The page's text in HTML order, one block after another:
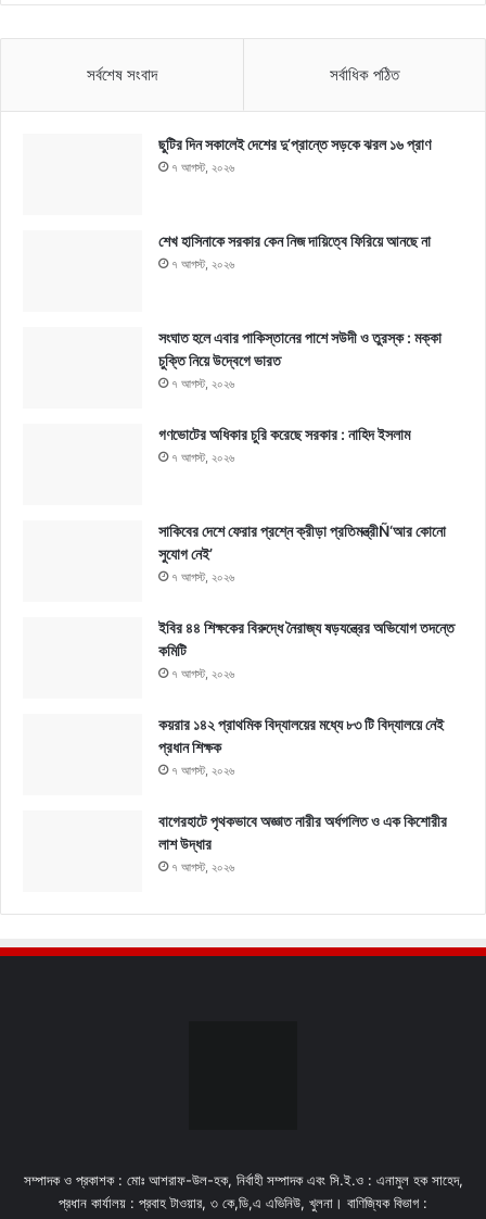
সর্বশেষ সংবাদ সর্বাধিক পঠিত
ছুটির দিন সকালেই দেশের দু’প্রান্তে সড়কে ঝরল ১৬ প্রাণ
৭ আগস্ট, ২০২৬
শেখ হাসিনাকে সরকার কেন নিজ দায়িত্বে ফিরিয়ে আনছে না
৭ আগস্ট, ২০২৬
সংঘাত হলে এবার পাকিস্তানের পাশে সউদী ও তুরস্ক : মক্কা
চুক্তি নিয়ে উদ্বেগে ভারত
৭ আগস্ট, ২০২৬
গণভোটের অধিকার চুরি করেছে সরকার : নাহিদ ইসলাম
৭ আগস্ট, ২০২৬
সাকিবের দেশে ফেরার প্রশ্নে ক্রীড়া প্রতিমন্ত্রীÑ‘আর কোনো
সুযোগ নেই’
৭ আগস্ট, ২০২৬
ইবির ৪৪ শিক্ষকের বিরুদ্ধে নৈরাজ্য ষড়যন্ত্রের অভিযোগ তদন্তে
কমিটি
৭ আগস্ট, ২০২৬
কয়রার ১৪২ প্রাথমিক বিদ্যালয়ের মধ্যে ৮৩ টি বিদ্যালয়ে নেই
প্রধান শিক্ষক
৭ আগস্ট, ২০২৬
বাগেরহাটে পৃথকভাবে অজ্ঞাত নারীর অর্ধগলিত ও এক কিশোরীর
লাশ উদ্ধার
৭ আগস্ট, ২০২৬
সম্পাদক ও প্রকাশক : মোঃ আশরাফ-উল-হক, নির্বাহী সম্পাদক এবং সি.ই.ও : এনামুল হক সাহেদ,
প্রধান কার্যালয় : প্রবাহ টাওয়ার, ৩ কে,ডি,এ এভিনিউ, খুলনা। বাণিজ্যিক বিভাগ :